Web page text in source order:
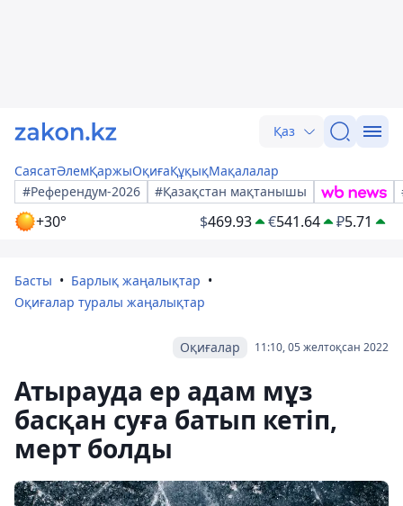
Қаз
СаясатӘлемҚаржыОқиғаҚұқықМақалалар
#Референдум-2026
#Қазақстан мақтанышы
+30° $469.93 €541.64 ₽5.71
Басты
Барлық жаңалықтар
Оқиғалар туралы жаңалықтар
11:10, 05 желтоқсан 2022
Оқиғалар
Атырауда ер адам мұз
басқан суға батып кетіп,
мерт болды